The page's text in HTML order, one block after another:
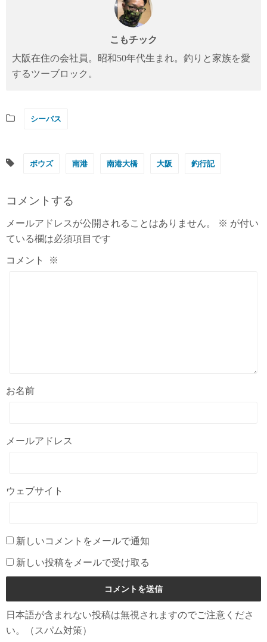
こもチック
大阪在住の会社員。昭和50年代生まれ。釣りと家族を愛
するツーブロック。
シーバス
ボウズ 南港 南港大橋 大阪 釣行記
コメントする
メールアドレスが公開されることはありません。 ※ が付い
ている欄は必須項目です
コメント ※
お名前
メールアドレス
ウェブサイト
新しいコメントをメールで通知
新しい投稿をメールで受け取る
日本語が含まれない投稿は無視されますのでご注意くださ
い。（スパム対策）